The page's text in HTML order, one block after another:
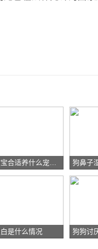
狗鼻子
是什么情况 狗狗讨